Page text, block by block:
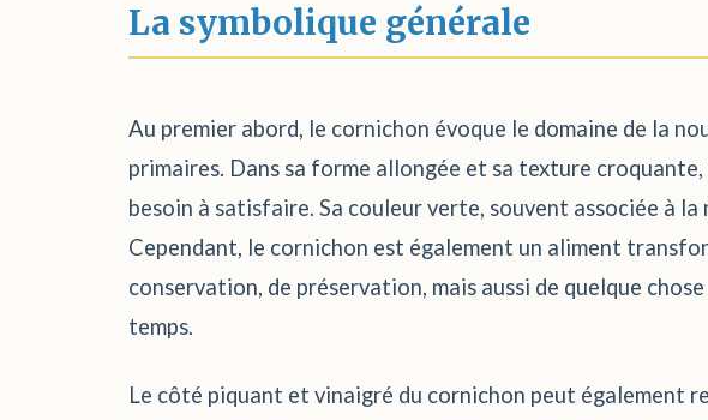
La symbolique générale
Au premier abord, le cornichon évoque le domaine de la
primaires. Dans sa forme allongée et sa texture
besoin à satisfaire. Sa couleur verte, souvent associée à
Cependant, le cornichon est également un aliment
conservation, de préservation, mais aussi de quelque
temps.
Le côté piquant et vinaigré du cornichon peut également